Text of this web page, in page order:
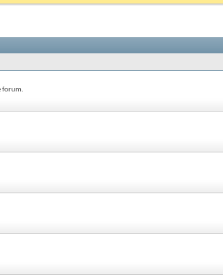
forum.